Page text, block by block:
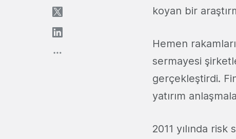
koyan bir
Hemen
sermayesi
gerçekleştirdi.
yatırım
2011 yılında